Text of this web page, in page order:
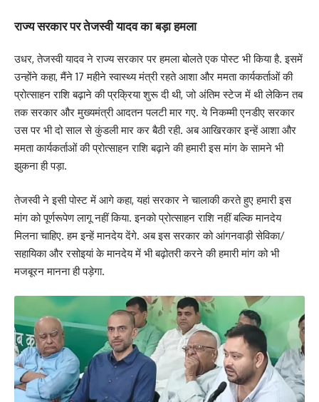
राज्य सरकार पर तेजस्वी यादव का बड़ा हमला
उधर, तेजस्वी यादव ने राज्य सरकार पर हमला बोलते एक पोस्ट भी किया है. इसमें
उन्होंने कहा, मैंने 17 महीने स्वास्थ्य मंत्री रहते आशा और ममता कार्यकर्ताओं की
प्रोत्साहन राशि बढ़ाने की प्रक्रिया शुरू दी थी, जो अंतिम स्टेज में थी लेकिन तब
तक सरकार और मुख्यमंत्री आदतन पलटी मार गए. ये निकम्मी एनडीए सरकार
उस पर भी दो साल से कुंडली मार कर बैठी रही. अब आखिरकार इन्हें आशा और
ममता कार्यकर्ताओं की प्रोत्साहन राशि बढ़ाने की हमारी इस मांग के सामने भी
झुकना ही पड़ा.
तेजस्वी ने इसी पोस्ट में आगे कहा, यहां सरकार ने चालाकी करते हुए हमारी इस
मांग को पूर्णरूपेण लागू नहीं किया. इनको प्रोत्साहन राशि नहीं बल्कि मानदेय
मिलना चाहिए. हम इन्हें मानदेय देंगे. अब इस सरकार को आंगनवाड़ी सेविका/
सहायिका और रसोइयां के मानदेय में भी बढ़ोतरी करने की हमारी मांग को भी
मजबूरन मानना ही पड़ेगा.